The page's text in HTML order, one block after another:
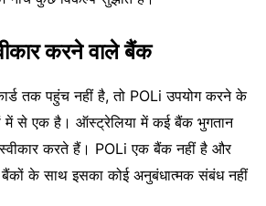
करने वाले बैंक
तक पहुंच नहीं है, तो POLi उपयोग करने के
में से एक है। ऑस्ट्रेलिया में कई बैंक भुगतान
करते हैं। POLi एक बैंक नहीं है और
के साथ इसका कोई अनुबंधात्मक संबंध नहीं